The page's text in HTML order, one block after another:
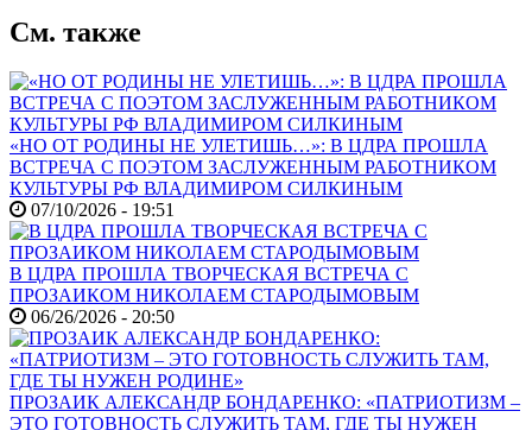
См. также
«НО ОТ РОДИНЫ НЕ УЛЕТИШЬ…»: В ЦДРА ПРОШЛА
ВСТРЕЧА С ПОЭТОМ ЗАСЛУЖЕННЫМ РАБОТНИКОМ
КУЛЬТУРЫ РФ ВЛАДИМИРОМ СИЛКИНЫМ
07/10/2026 - 19:51
В ЦДРА ПРОШЛА ТВОРЧЕСКАЯ ВСТРЕЧА С
ПРОЗАИКОМ НИКОЛАЕМ СТАРОДЫМОВЫМ
06/26/2026 - 20:50
ПРОЗАИК АЛЕКСАНДР БОНДАРЕНКО: «ПАТРИОТИЗМ –
ЭТО ГОТОВНОСТЬ СЛУЖИТЬ ТАМ, ГДЕ ТЫ НУЖЕН